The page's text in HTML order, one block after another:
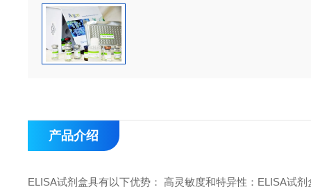
产品介绍
ELISA试剂盒具有以下优势： 高灵敏度和特异性：ELISA试